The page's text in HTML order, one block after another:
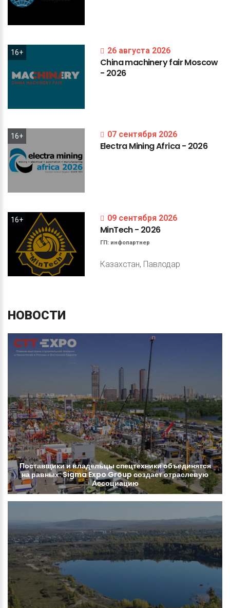
16+ 26 августа 2026
ChinamachineryfairMoscow
- 2026
16+ 07 сентября 2026
ElectraMiningAfrica- 2026
16+ 09 сентября 2026
MinTech- 2026
ГП: инфопартнер
Казахстан, Павлодар
НОВОСТИ
Поставщикиивладельцыспецтехникиобъединятся
наравных:SigmaExpoGroup создаетотраслевую
Ассоциацию